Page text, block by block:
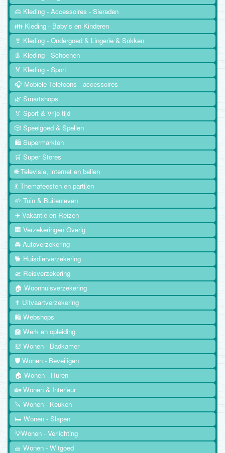
👜 Kleding - Accessoires - Sieraden
👪 Kleding - Baby's en Kinderen
👙 Kleding - Ondergoed & Lingerie & Sokken
👢 Kleding - Schoenen
🏅 Kleding - Sport
🎧 Mobiele Telefoons - accessoires
🌿 Smartshops
🏅 Sport & Vrije tijd
🎲 Speelgoed & Spellen
🛍️ Supermarkten
🛒 Super Stores
🌐 Televisie, internet en bellen
💃 Themafeesten en partijen
🌱 Tuin & Buitenleven
✈️ Vakantie en Reizen
🏢 Verzekeringen Overig
🚘 Autoverzekering
🐕 Huisdierverzekering
🛫 Reisverzekering
🏠 Woonhuisverzekering
✝️ Uitvaartverzekering
🛍️ Webshops
🏫 Werk en opleiding
🛀 Wonen - Badkamer
🛡️ Wonen - Beveiligen
🏠 Wonen - Huren
🏡 Wonen & Interieur
🔪 Wonen - Keuken
🛏️ Wonen - Slapen
💡Wonen - Verlichting
🧺 Wonen - Witgoed